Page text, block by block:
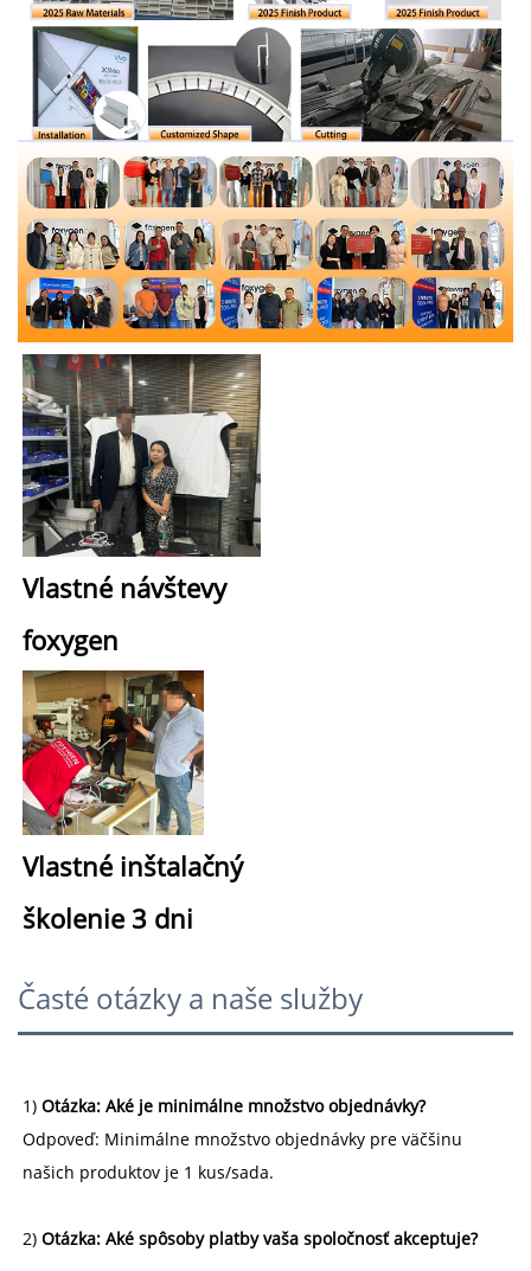
Vlastné návštevy
foxygen
Vlastné inštalačný
školenie 3 dni
Časté otázky a naše služby
1) Otázka: Aké je minimálne množstvo objednávky?
Odpoveď: Minimálne množstvo objednávky pre väčšinu
našich produktov je 1 kus/sada.
2) Otázka: Aké spôsoby platby vaša spoločnosť akceptuje?